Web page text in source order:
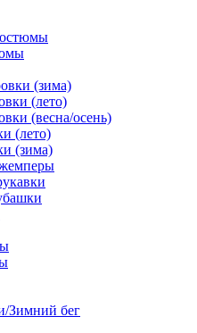
(зима)
(лето)
(весна/осень)
(лето)
(зима)
Зимний бег